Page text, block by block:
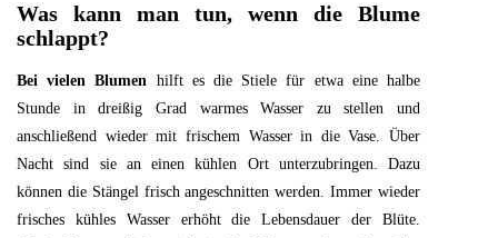
Was kann man tun, wenn die Blume
schlappt?
Bei vielen Blumen hilft es die Stiele für etwa eine halbe
Stunde in dreißig Grad warmes Wasser zu stellen und
anschließend wieder mit frischem Wasser in die Vase. Über
Nacht sind sie an einen kühlen Ort unterzubringen. Dazu
können die Stängel frisch angeschnitten werden. Immer wieder
frisches kühles Wasser erhöht die Lebensdauer der Blüte.